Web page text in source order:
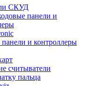
СКУД
панели и
и контроллеры
считыватели
пальца